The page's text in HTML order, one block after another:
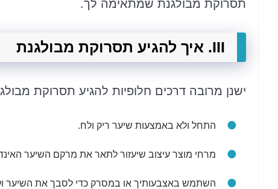
תסרוקת מבולגנת שמתאימה לך.
III. איך להגיע תסרוקת מבולגנת
ישנן מרובה דרכים חלופיות להגיע תסרוקת
התחל ולא באמצעות שיער ריק ולח.
מרחי מוצר עיצוב שיעזור לתאר את מרקם השיער
השתמש באצבעותיך או במסרק כדי לסבך את השיער